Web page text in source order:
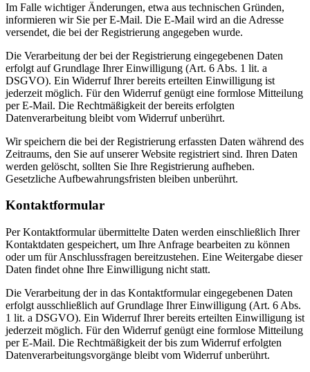
Im Falle wichtiger Änderungen, etwa aus technischen Gründen,
informieren wir Sie per E-Mail. Die E-Mail wird an die Adresse
versendet, die bei der Registrierung angegeben wurde.
Die Verarbeitung der bei der Registrierung eingegebenen Daten
erfolgt auf Grundlage Ihrer Einwilligung (Art. 6 Abs. 1 lit. a
DSGVO). Ein Widerruf Ihrer bereits erteilten Einwilligung ist
jederzeit möglich. Für den Widerruf genügt eine formlose Mitteilung
per E-Mail. Die Rechtmäßigkeit der bereits erfolgten
Datenverarbeitung bleibt vom Widerruf unberührt.
Wir speichern die bei der Registrierung erfassten Daten während des
Zeitraums, den Sie auf unserer Website registriert sind. Ihren Daten
werden gelöscht, sollten Sie Ihre Registrierung aufheben.
Gesetzliche Aufbewahrungsfristen bleiben unberührt.
Kontaktformular
Per Kontaktformular übermittelte Daten werden einschließlich Ihrer
Kontaktdaten gespeichert, um Ihre Anfrage bearbeiten zu können
oder um für Anschlussfragen bereitzustehen. Eine Weitergabe dieser
Daten findet ohne Ihre Einwilligung nicht statt.
Die Verarbeitung der in das Kontaktformular eingegebenen Daten
erfolgt ausschließlich auf Grundlage Ihrer Einwilligung (Art. 6 Abs.
1 lit. a DSGVO). Ein Widerruf Ihrer bereits erteilten Einwilligung ist
jederzeit möglich. Für den Widerruf genügt eine formlose Mitteilung
per E-Mail. Die Rechtmäßigkeit der bis zum Widerruf erfolgten
Datenverarbeitungsvorgänge bleibt vom Widerruf unberührt.